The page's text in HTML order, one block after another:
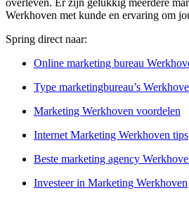
overleven. Er zijn gelukkig meerdere
Werkhoven met kunde en ervaring om
Spring direct naar:
Online marketing bureau
Type marketingbureau’s
Marketing Werkhoven voordelen
Internet Marketing Werkhoven tips
Beste marketing agency
Investeer in Marketing Werkhoven